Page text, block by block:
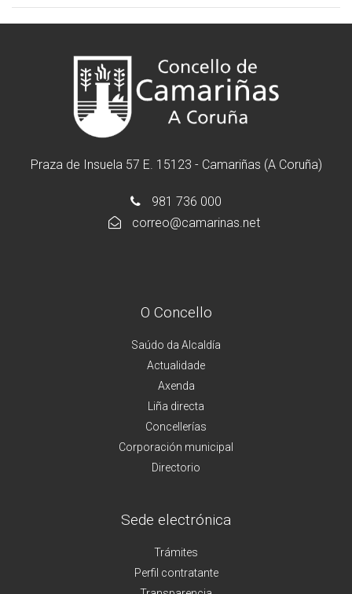
Praza de Insuela 57 E. 15123 - Camariñas (A Coruña)
981 736 000
correo@camarinas.net
O Concello
Saúdo da Alcaldía
Actualidade
Axenda
Liña directa
Concellerías
Corporación municipal
Directorio
Sede electrónica
Trámites
Perfil contratante